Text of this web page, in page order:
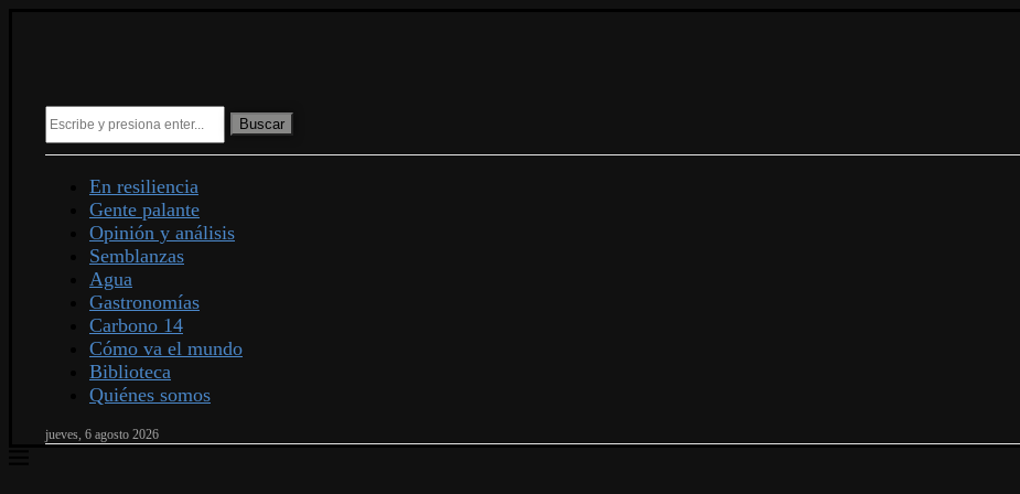
Buscar
En resiliencia
Gente palante
Opinión y análisis
Semblanzas
Agua
Gastronomías
Carbono 14
Cómo va el mundo
Biblioteca
Quiénes somos
jueves, 6 agosto 2026